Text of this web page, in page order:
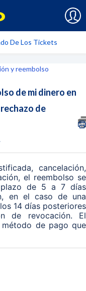
De Los Tickets
y reembolso
de mi dinero en
de
cancelación,
el reembolso se
plazo de 5 a 7 días
en el caso de una
14 días posteriores
de revocación. El
de pago que